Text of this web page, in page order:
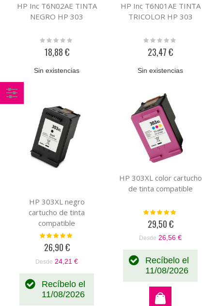
HP Inc T6N02AE TINTA
NEGRO HP 303
Rating:
18,88 €
Sin existencias
HP Inc T6N01AE TINTA
TRICOLOR HP 303
Rating:
23,47 €
Sin existencias
HP 303XL negro
cartucho de tinta
compatible
Valoración:
26,90 €
Desde 24,21 €
Recíbelo el
11/08/2026
HP 303XL color cartucho
de tinta compatible
Valoración:
29,50 €
Desde 26,56 €
Recíbelo el
11/08/2026
Comprar